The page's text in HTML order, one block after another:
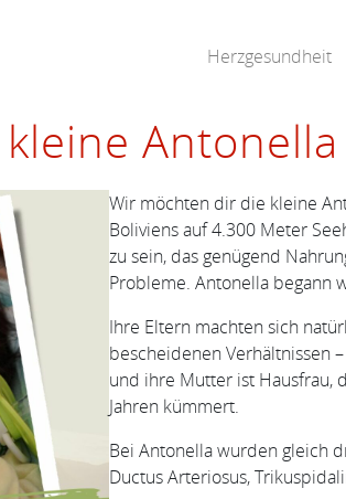
Herzgesundheit
Wir möchten dir die kleine
Boliviens auf 4.300 Meter
zu sein, das genügend
Probleme. Antonella begann
Ihre Eltern machten sich
bescheidenen Verhältnissen
und ihre Mutter ist Hausfrau,
Jahren kümmert.
Bei Antonella wurden gleich
Ductus Arteriosus,